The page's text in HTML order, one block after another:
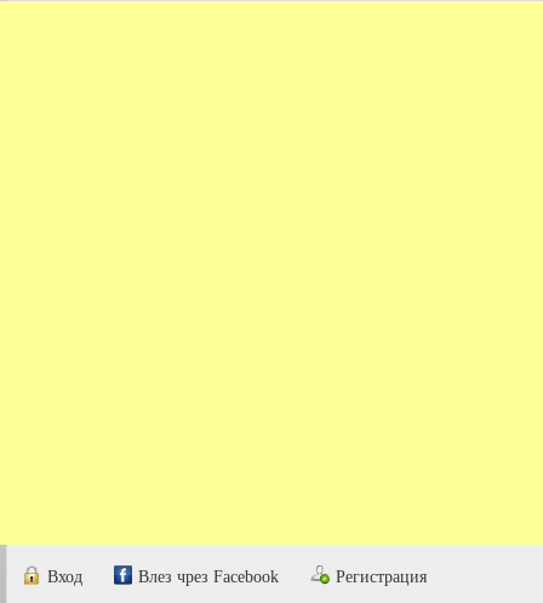
Вход Влез чрез Facebook Регистрация